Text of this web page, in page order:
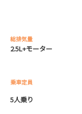
総排気量
2.5L+モーター
乗車定員
5人乗り